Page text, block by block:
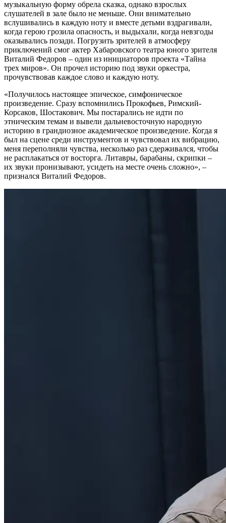
музыкальную форму обрела сказка, однако взрослых
слушателей в зале было не меньше. Они внимательно
вслушивались в каждую ноту и вместе детьми вздрагивали,
когда герою грозила опасность, и выдыхали, когда невзгоды
оказывались позади. Погрузить зрителей в атмосферу
приключений смог актер Хабаровского театра юного зрителя
Виталий Федоров – один из инициаторов проекта «Тайна
трех миров». Он прочел историю под звуки оркестра,
прочувствовав каждое слово и каждую ноту.
«Получилось настоящее эпическое, симфоническое
произведение. Сразу вспомнились Прокофьев, Римский-
Корсаков, Шостакович. Мы постарались не идти по
этническим темам и вывели дальневосточную народную
историю в грандиозное академическое произведение. Когда я
был на сцене среди инструментов и чувствовал их вибрацию,
меня переполняли чувства, несколько раз сдерживался, чтобы
не расплакаться от восторга. Литавры, барабаны, скрипки –
их звуки пронизывают, усидеть на месте очень сложно», –
признался Виталий Федоров.